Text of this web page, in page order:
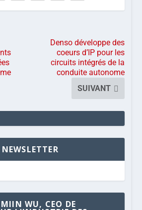
Denso développe des
coeurs d’IP pour les
circuits intégrés de la
conduite autonome
SUIVANT
WU, CEO DE